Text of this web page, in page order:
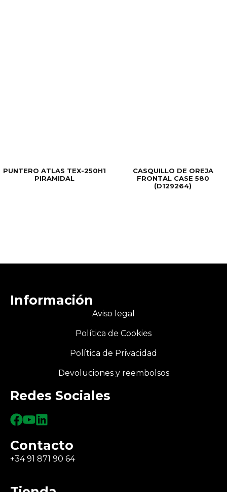
PUNTERO ATLAS TEX-250H1
PIRAMIDAL
CASQUILLO DE OREJA
FRONTAL CASE 580
(D129264)
Información
Aviso legal
Política de Cookies
Política de Privacidad
Devoluciones y reembolsos
Redes Sociales
Contacto
+34 91 871 90 64